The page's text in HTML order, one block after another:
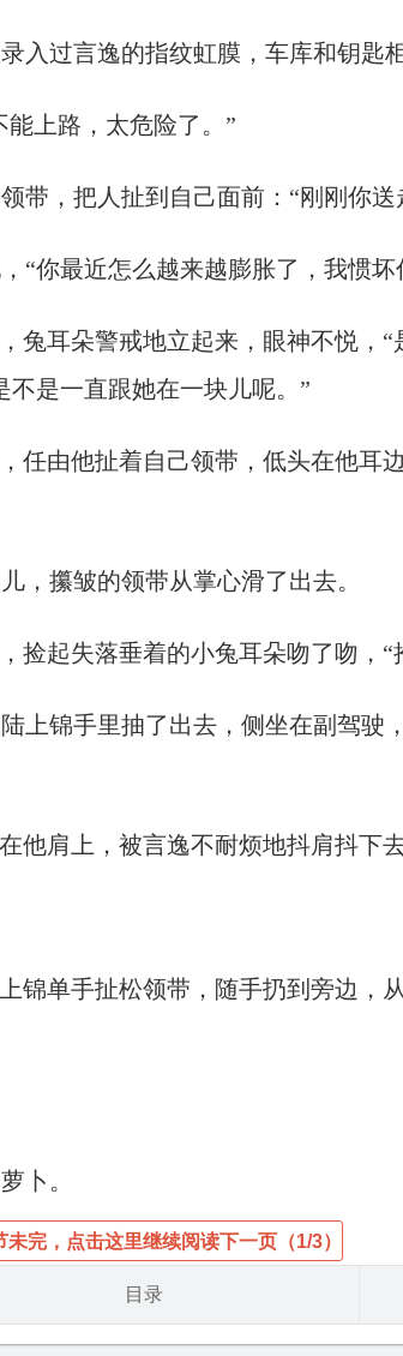
入过言逸的指纹虹膜，车库和钥匙
能上路，太危险了。”
带，把人扯到自己面前：“刚刚你送
“你最近怎么越来越膨胀了，我惯坏
兔耳朵警戒地立起来，眼神不悦，
是一直跟她在一块儿呢。”
任由他扯着自己领带，低头在他耳
，攥皱的领带从掌心滑了出去。
捡起失落垂着的小兔耳朵吻了吻，
上锦手里抽了出去，侧坐在副驾驶
他肩上，被言逸不耐烦地抖肩抖下去
锦单手扯松领带，随手扔到旁边，
卜。
未完，点击这里继续阅读下一页（1/3）
目录